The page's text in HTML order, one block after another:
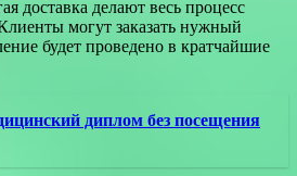
доставка делают весь процесс
могут заказать нужный
будет проведено в кратчайшие
диплом без посещения